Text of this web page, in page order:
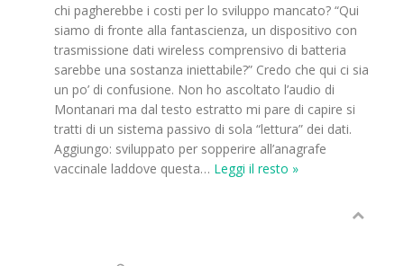
chi pagherebbe i costi per lo sviluppo mancato? “Qui
siamo di fronte alla fantascienza, un dispositivo con
trasmissione dati wireless comprensivo di batteria
sarebbe una sostanza iniettabile?” Credo che qui ci sia
un po’ di confusione. Non ho ascoltato l’audio di
Montanari ma dal testo estratto mi pare di capire si
tratti di un sistema passivo di sola “lettura” dei dati.
Aggiungo: sviluppato per sopperire all’anagrafe
vaccinale laddove questa… Leggi il resto »